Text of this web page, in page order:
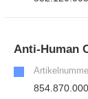
Anti-Human
854.870.000